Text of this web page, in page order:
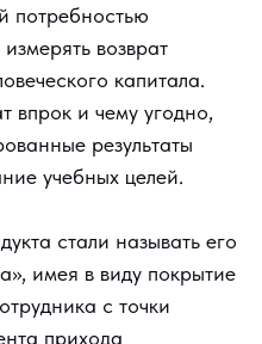
потребностью
возврат
капитала.
впрок и чему угодно,
результаты
учебных целей.
стали называть его
имея в виду покрытие
с точки
прихода